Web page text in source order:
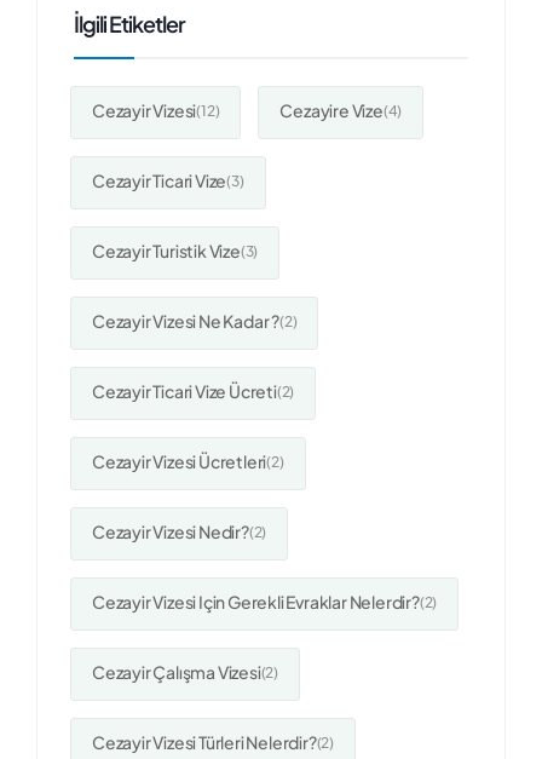
İlgili Etiketler
Cezayir Vizesi(12) Cezayire Vize(4)
Cezayir Ticari Vize(3)
Cezayir Turistik Vize(3)
Cezayir Vizesi Ne Kadar ?(2)
Cezayir Ticari Vize Ücreti(2)
Cezayir Vizesi Ücretleri(2)
Cezayir Vizesi Nedir?(2)
Cezayir Vizesi Için Gerekli Evraklar Nelerdir?(2)
Cezayir Çalışma Vizesi(2)
Cezayir Vizesi Türleri Nelerdir?(2)